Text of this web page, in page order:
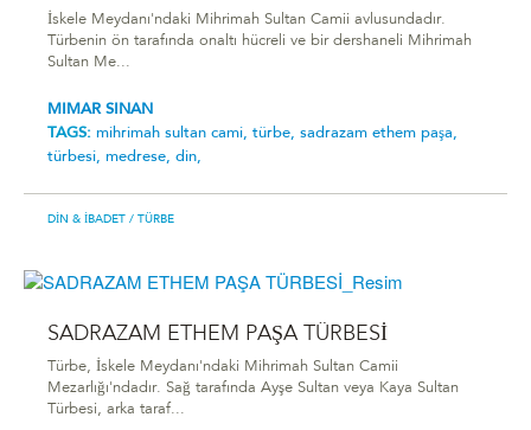
İskele Meydanı'ndaki Mihrimah Sultan Camii avlusundadır.
Türbenin ön tarafında onaltı hücreli ve bir dershaneli Mihrimah
Sultan Me...
MIMAR SINAN
TAGS: mi̇hri̇mah sultan cami̇, türbe, sadrazam ethem paşa,
türbesi, medrese, din,
DIN & İBADET / TÜRBE
SADRAZAM ETHEM PAŞA TÜRBESİ
Türbe, İskele Meydanı'ndaki Mihrimah Sultan Camii
Mezarlığı'ndadır. Sağ tarafında Ayşe Sultan veya Kaya Sultan
Türbesi, arka taraf...